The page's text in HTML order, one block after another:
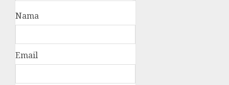
Nama
Email